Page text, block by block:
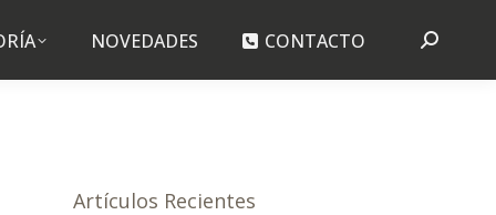
NOVEDADES CONTACTO Buscar:
Artículos Recientes
NOVEDADES CONTACTO Buscar: